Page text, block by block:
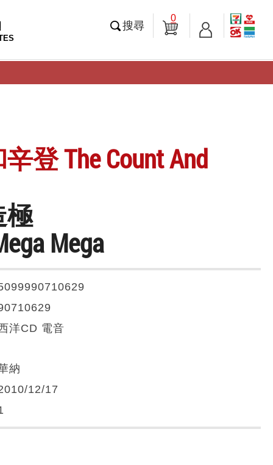
搜尋
0
登 The Count And
極
Mega
洋CD 電音
納
12/17